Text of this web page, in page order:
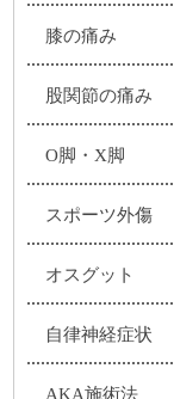
膝の痛み
股関節の痛み
O脚・X脚
スポーツ外傷
オスグット
自律神経症状
AKA施術法